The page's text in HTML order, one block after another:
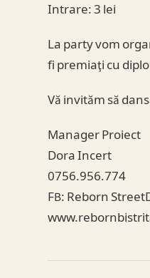
Intrare: 3 lei
La party vom
fi premiaţi cu
Vă invităm să
Manager Proiect
Dora Incert
0756.956.774
FB: Reborn